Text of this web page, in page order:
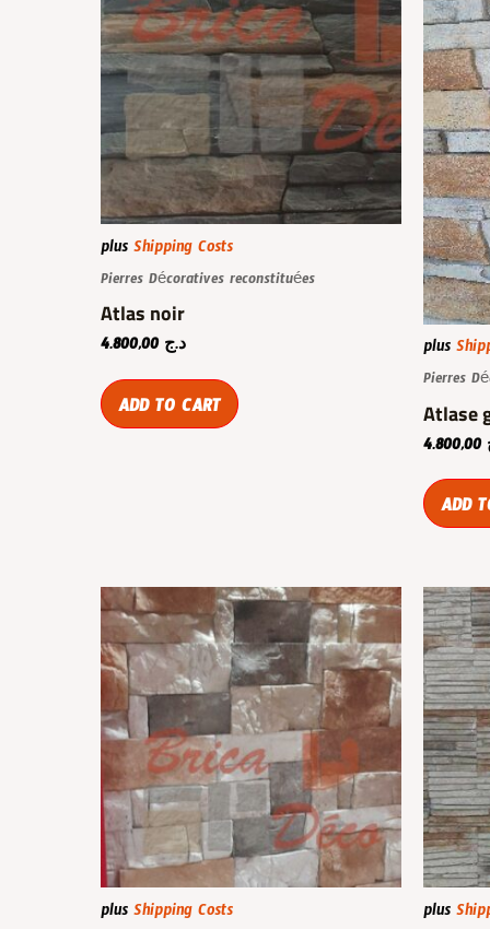
plusShipping Costs
Pierres Décoratives reconstituées
Atlas noir
د.ج4.800,00
ADD TO CART
plus
Pierres
Atlase
4.800,00
ADD
plusShipping Costs plus